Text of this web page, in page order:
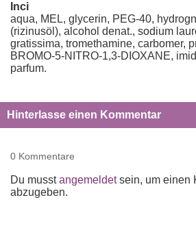
Inci
aqua, MEL, glycerin, PEG-40,
(rizinusöl), alcohol denat., sodium
gratissima, tromethamine, carbomer,
BROMO-5-NITRO-1,3-DIOXANE,
parfum.
Hinterlasse einen Kommentar
0 Kommentare
Du musstangemeldetsein, um einen
abzugeben.